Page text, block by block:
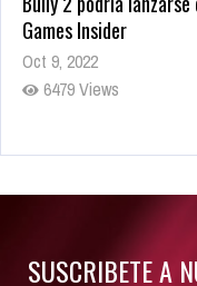
Games Insider
Oct 9, 2022
6479 Views
Rumor: Se filtran los
SUSCRIBETE A